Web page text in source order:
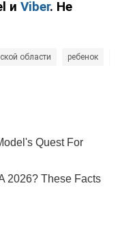
и Viber. Не
области ребенок